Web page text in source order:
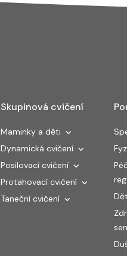
Skupinová cvičení
Maminky a děti
Dynamická cvičení
Posilovací cvičení
Protahovací cvičení
Taneční cvičení